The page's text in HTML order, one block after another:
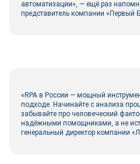
автоматизации», — ещё раз
представитель компании «Первый
«RPA в России — мощный
подходе. Начинайте с анализа
забывайте про человеческий
надёжными помощниками, а не
генеральный директор компании